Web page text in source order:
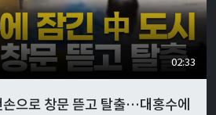
02:33
손으로 창문 뜯고 탈출…대홍수에